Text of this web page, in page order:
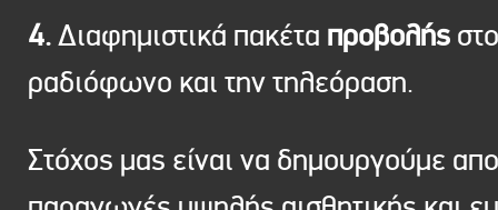
4.Διαφημιστικά πακέτα προβολής στο
ραδιόφωνο και την τηλεόραση.
Στόχος μας είναι να δημουργούμε